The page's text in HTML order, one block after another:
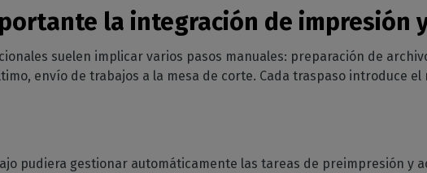
SOFTWARE
Directo al
para impresión
Espectrofotómetros
Instrumentos de medición
del color
la integración de impresión
suelen implicar varios pasos manuales: preparación de
envío de trabajos a la mesa de corte. Cada traspaso introduce
pudiera gestionar automáticamente las tareas de preimpresión y